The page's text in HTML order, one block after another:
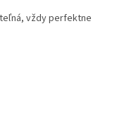
vždy perfektne